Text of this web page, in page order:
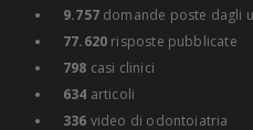
9.757domande poste dagli
77.620 risposte pubblicate
798 casi clinici
634 articoli
336 video di odontoiatria